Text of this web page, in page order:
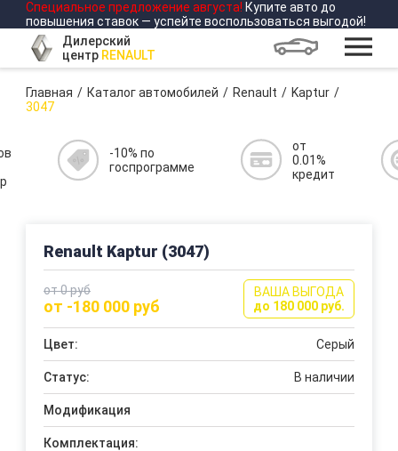
Специальное предложение августа! Купите авто до
повышения ставок — успейте воспользоваться выгодой!
Дилерский
центр RENAULT
Главная Каталог автомобилей Renault
Kaptur
3047
-10% по
госпрограмме
от
0.01%
кредит
Renault Kaptur (3047)
от 0 руб
от -180 000 руб
ВАША ВЫГОДА
до 180 000 руб.
Цвет: Серый
Статус: В наличии
Модификация
Комплектация: